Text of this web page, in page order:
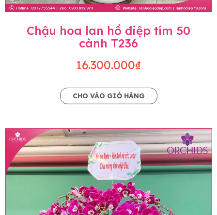
Chậu hoa lan hồ điệp tím 50
cành T236
16.300.000₫
CHO VÀO GIỎ HÀNG